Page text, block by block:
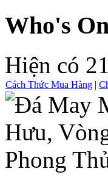
Who's
Hiện có
Cách Thức Mua Hàng |